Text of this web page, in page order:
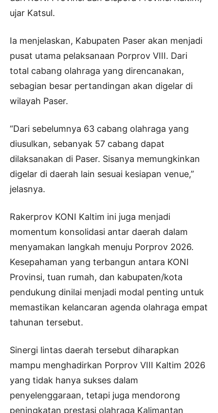
ujar Katsul.
Ia menjelaskan, Kabupaten Paser akan menjadi
pusat utama pelaksanaan Porprov VIII. Dari
total cabang olahraga yang direncanakan,
sebagian besar pertandingan akan digelar di
wilayah Paser.
“Dari sebelumnya 63 cabang olahraga yang
diusulkan, sebanyak 57 cabang dapat
dilaksanakan di Paser. Sisanya memungkinkan
digelar di daerah lain sesuai kesiapan venue,”
jelasnya.
Rakerprov KONI Kaltim ini juga menjadi
momentum konsolidasi antar daerah dalam
menyamakan langkah menuju Porprov 2026.
Kesepahaman yang terbangun antara KONI
Provinsi, tuan rumah, dan kabupaten/kota
pendukung dinilai menjadi modal penting untuk
memastikan kelancaran agenda olahraga empat
tahunan tersebut.
Sinergi lintas daerah tersebut diharapkan
mampu menghadirkan Porprov VIII Kaltim 2026
yang tidak hanya sukses dalam
penyelenggaraan, tetapi juga mendorong
peningkatan prestasi olahraga Kalimantan